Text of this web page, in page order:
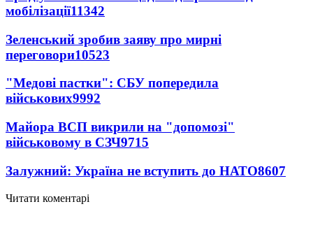
мобілізації11342
Зеленський зробив заяву про мирні
переговори10523
"Медові пастки": СБУ попередила
військових9992
Майора ВСП викрили на "допомозі"
військовому в СЗЧ9715
Залужний: Україна не вступить до НАТО8607
Читати коментарі